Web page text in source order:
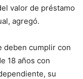
valor de préstamo
agregó.
deben cumplir con
18 años con
su